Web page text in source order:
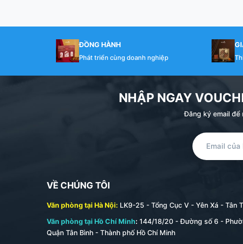
ĐỒNG HÀNH
Phát triển cùng doanh nghiệp
NHẬP NGAY
Đăng ký email để
VỀ CHÚNG TÔI
Văn phòng tại Hà Nội: LK9-25 - Tổng Cục V - Yên Xá - Tân
Văn phòng tại Hồ Chí Minh: 144/18/20 - Đường số 6 -
Quận Tân Bình - Thành phố Hồ Chí Minh